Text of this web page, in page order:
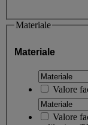
Materiale
Materiale
Valore
Valore